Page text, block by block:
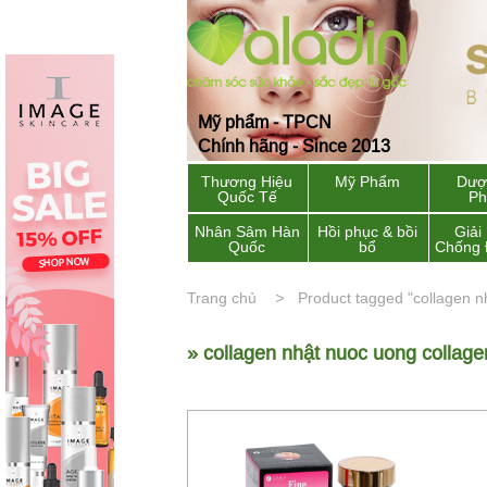
Mỹ phẩm - TPCN
Chính hãng - Since 2013
Thương Hiệu
Quốc Tế
Mỹ Phẩm
Nhân Sâm Hàn
Quốc
Hồi phục & bồi
bổ
Giải
Chống
Trang chủ Product tagged "collagen
» collagen nhật nuoc uong